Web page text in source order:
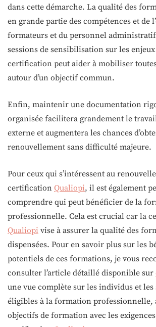
dans cette démarche. La qualité des
en grande partie des compétences et de
formateurs et du personnel
sessions de sensibilisation sur les
certification peut aider à mobiliser
autour d’un objectif commun.
Enfin, maintenir une documentation
organisée facilitera grandement le
externe et augmentera les chances
renouvellement sans difficulté majeure.
Pour ceux qui s’intéressent au
certification Qualiopi, il est également
comprendre qui peut bénéficier de la
professionnelle. Cela est crucial car la
Qualiopi vise à assurer la qualité des
dispensées. Pour en savoir plus sur les
potentiels de ces formations, je vous
consulter l’article détaillé disponible sur
une vue complète sur les individus et
éligibles à la formation professionnelle,
objectifs de formation avec les